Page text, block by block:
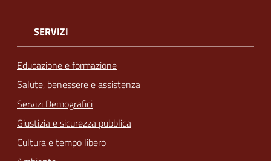
SERVIZI
Educazione e formazione
Salute, benessere e assistenza
Servizi Demografici
Giustizia e sicurezza pubblica
Cultura e tempo libero